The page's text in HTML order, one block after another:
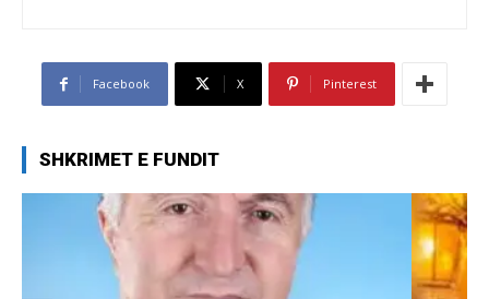
Facebook X Pinterest
SHKRIMET E FUNDIT